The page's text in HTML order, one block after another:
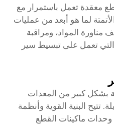
معقدة تعمل باستمرار مع
لما هو أبعد من عمليات
مناورة المواد، ومراقبة
التي تعمل على تبسيط سير
بشكل كبير من المعدات
تتيح البنية القوية وأنظمة
وحدات ماكينات القطع